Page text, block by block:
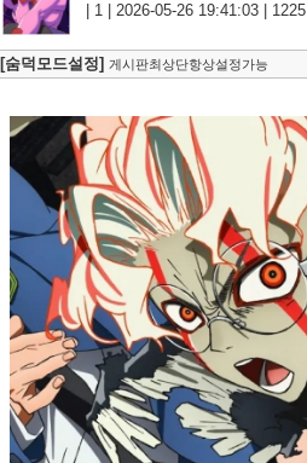
| 1 | 2026-05-26 19:41:03 | 1225 |
[숨덕모드설정] 게시판최상단항상설정가능